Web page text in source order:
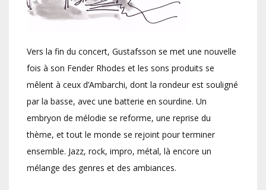
Vers la fin du concert, Gustafsson se met une nouvelle
fois à son Fender Rhodes et les sons produits se
mêlent à ceux d’Ambarchi, dont la rondeur est souligné
par la basse, avec une batterie en sourdine. Un
embryon de mélodie se reforme, une reprise du
thème, et tout le monde se rejoint pour terminer
ensemble. Jazz, rock, impro, métal, là encore un
mélange des genres et des ambiances.